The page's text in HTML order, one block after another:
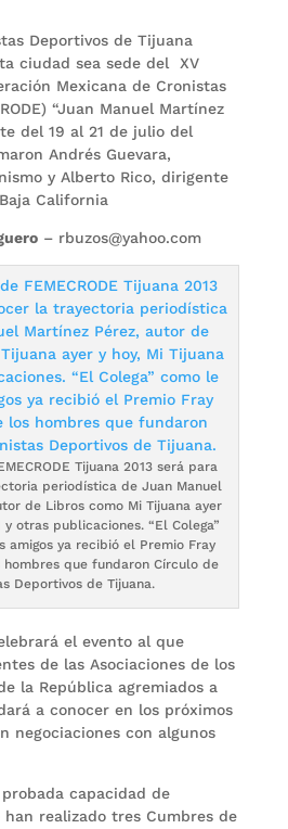
Deportivos de Tijuana
ciudad sea sede del XV
Mexicana de Cronistas
“Juan Manuel Martínez
del 19 al 21 de julio del
Andrés Guevara,
y Alberto Rico, dirigente
California
– rbuzos@yahoo.com
Tijuana 2013 será para
periodística de Juan Manuel
de Libros como Mi Tijuana ayer
y otras publicaciones. “El Colega”
amigos ya recibió el Premio Fray
hombres que fundaron Círculo de
Deportivos de Tijuana.
el evento al que
de las Asociaciones de los
la República agremiados a
a conocer en los próximos
negociaciones con algunos
capacidad de
han realizado tres Cumbres de